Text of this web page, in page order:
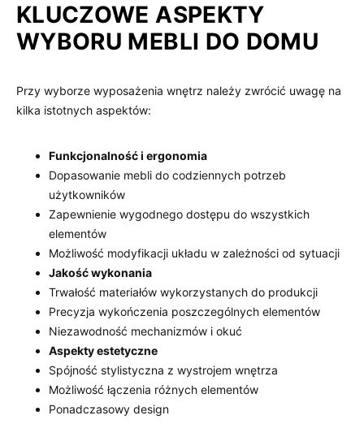
KLUCZOWE ASPEKTY
WYBORU MEBLI DO DOMU
Przy wyborze wyposażenia wnętrz należy zwrócić uwagę na
kilka istotnych aspektów:
Funkcjonalność i ergonomia
Dopasowanie mebli do codziennych potrzeb
użytkowników
Zapewnienie wygodnego dostępu do wszystkich
elementów
Możliwość modyfikacji układu w zależności od sytuacji
Jakość wykonania
Trwałość materiałów wykorzystanych do produkcji
Precyzja wykończenia poszczególnych elementów
Niezawodność mechanizmów i okuć
Aspekty estetyczne
Spójność stylistyczna z wystrojem wnętrza
Możliwość łączenia różnych elementów
Ponadczasowy design